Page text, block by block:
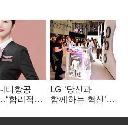
티항공
합리적
로 승부”
LG ‘당신과
함께하는 혁신’…
홈’ 비전 공개